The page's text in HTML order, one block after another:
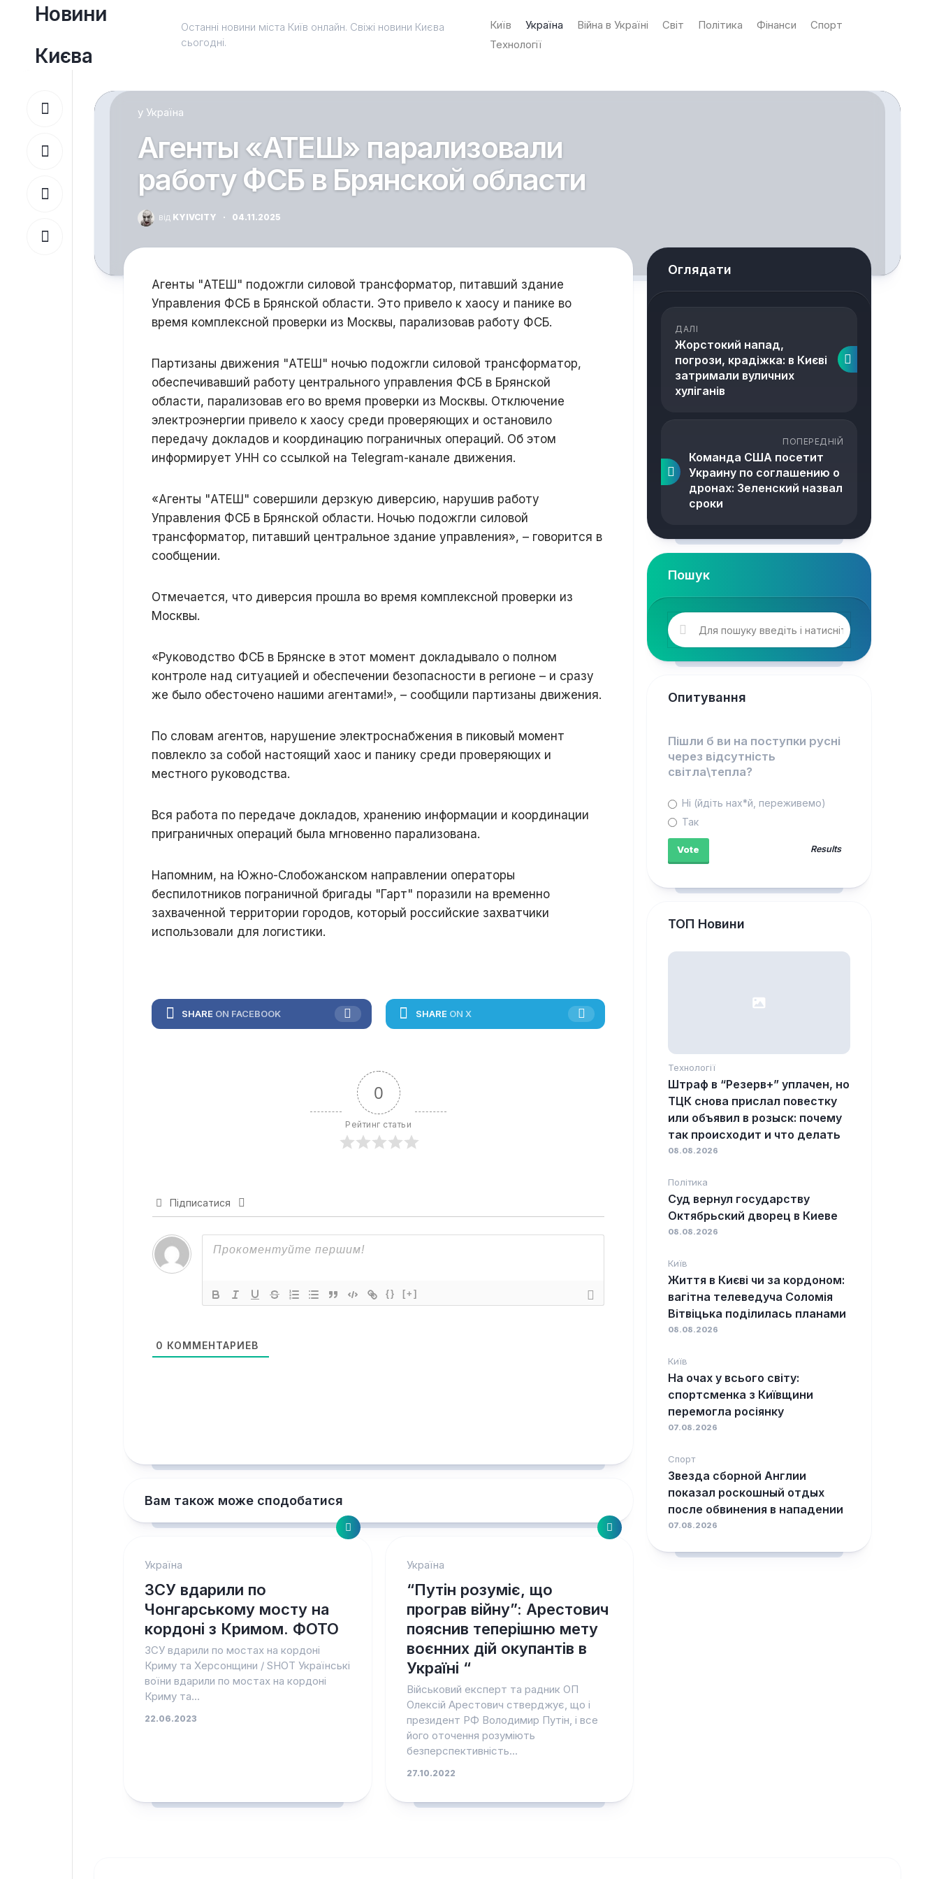
ПерейтиНовини
Києва
Останні новини міста Київ онлайн. Свіжі новини Києва
сьогодні.
Київ Україна Війна в Україні Світ Політика Фінанси
Спорт
Технології
у Україна
Агенты «АТЕШ» парализовали
работу ФСБ в Брянской области
від KYIVCITY · 04.11.2025
Агенты "АТЕШ" подожгли силовой трансформатор, питавший здание
Управления ФСБ в Брянской области. Это привело к хаосу и панике во
время комплексной проверки из Москвы, парализовав работу ФСБ.
Партизаны движения "АТЕШ" ночью подожгли силовой трансформатор,
обеспечивавший работу центрального управления ФСБ в Брянской
области, парализовав его во время проверки из Москвы. Отключение
электроэнергии привело к хаосу среди проверяющих и остановило
передачу докладов и координацию пограничных операций. Об этом
информирует УНН со ссылкой на Telegram-канале движения.
«Агенты "АТЕШ" совершили дерзкую диверсию, нарушив работу
Управления ФСБ в Брянской области. Ночью подожгли силовой
трансформатор, питавший центральное здание управления», – говорится в
сообщении.
Отмечается, что диверсия прошла во время комплексной проверки из
Москвы.
«Руководство ФСБ в Брянске в этот момент докладывало о полном
контроле над ситуацией и обеспечении безопасности в регионе – и сразу
же было обесточено нашими агентами!», – сообщили партизаны движения.
По словам агентов, нарушение электроснабжения в пиковый момент
повлекло за собой настоящий хаос и панику среди проверяющих и
местного руководства.
Вся работа по передаче докладов, хранению информации и координации
приграничных операций была мгновенно парализована.
Напомним, на Южно-Слобожанском направлении операторы
беспилотников пограничной бригады "Гарт" поразили на временно
захваченной территории городов, который российские захватчики
использовали для логистики.
SHARE ON FACEBOOK SHARE ON X
0
Рейтинг статьи
Підписатися
{} [+]
0 КОММЕНТАРИЕВ
Вам також може сподобатися
Україна
ЗСУ вдарили по
Чонгарському мосту на
кордоні з Кримом. ФОТО
ЗСУ вдарили по мостах на кордоні
Криму та Херсонщини / SHOT Українські
воїни вдарили по мостах на кордоні
Криму та...
22.06.2023
Україна
“Путін розуміє, що
програв війну”: Арестович
пояснив теперішню мету
воєнних дій окупантів в
Україні “
Військовий експерт та радник ОП
Олексій Арестович стверджує, що і
президент РФ Володимир Путін, і все
його оточення розуміють
безперспективність...
27.10.2022
Оглядати
ДАЛІ
Жорстокий напад,
погрози, крадіжка: в Києві
затримали вуличних
хуліганів
ПОПЕРЕДНІЙ
Команда США посетит
Украину по соглашению о
дронах: Зеленский назвал
сроки
Пошук
Опитування
Пішли б ви на поступки русні
через відсутність
світла\тепла?
Ні (йдіть нах*й, переживемо)
Так
Results
ТОП Новини
Технології
Штраф в “Резерв+” уплачен, но
ТЦК снова прислал повестку
или объявил в розыск: почему
так происходит и что делать
08.08.2026
Політика
Суд вернул государству
Октябрьский дворец в Киеве
08.08.2026
Київ
Життя в Києві чи за кордоном:
вагітна телеведуча Соломія
Вітвіцька поділилась планами
08.08.2026
Київ
На очах у всього світу:
спортсменка з Київщини
перемогла росіянку
07.08.2026
Спорт
Звезда сборной Англии
показал роскошный отдых
после обвинения в нападении
07.08.2026